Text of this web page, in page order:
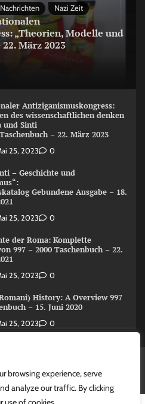
browsing experience, serve
analyze our traffic. By clicking
Nachrichten Nazi Zeit
„Theorien, Modelle und
März 2023
Antiziganismuskongress:
des wissenschaftlichen denken
und Sinti
– 22. März 2023
25, 2023 0
– Geschichte und
Gebundene Ausgabe – 18.
25, 2023 0
der Roma: Komplette
997 – 2000 Taschenbuch – 22.
25, 2023 0
History: A Overview 997
– 15. Juni 2020
25, 2023 0
.